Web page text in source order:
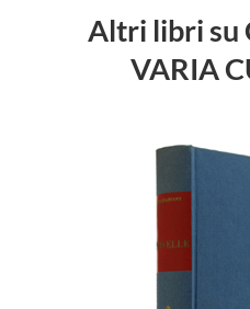
Altri libri su
VARIA